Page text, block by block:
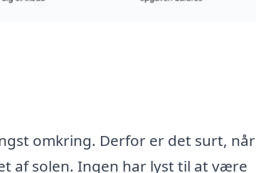
omkring. Derfor er det surt, når
af solen. Ingen har lyst til at være